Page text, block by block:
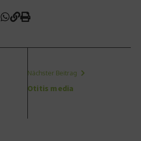
Nächster Beitrag
Otitis media